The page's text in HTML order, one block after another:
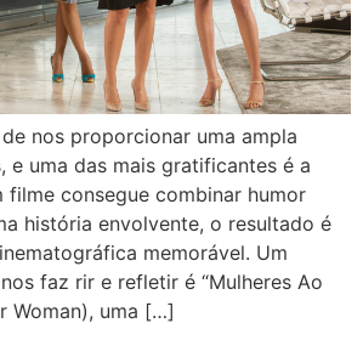
nos proporcionar uma ampla
e uma das mais gratificantes é a
filme consegue combinar humor
história envolvente, o resultado é
memorável. Um
faz rir e refletir é “Mulheres Ao
Woman), uma […]